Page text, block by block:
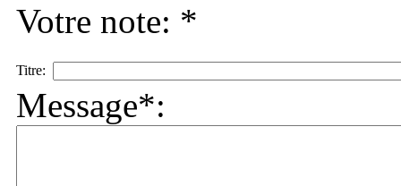
Votre note: *
Titre:
Message*: